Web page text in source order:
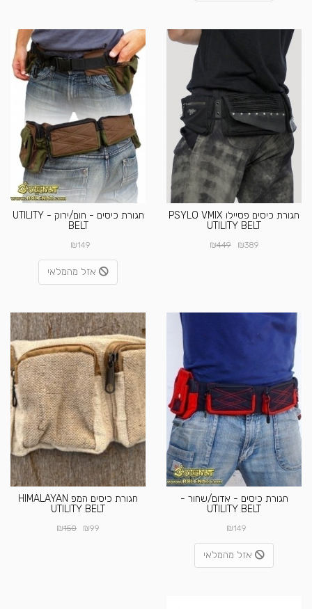
חגורת כיסים פסיילו PSYLO VMIX
UTILITY BELT
₪389
₪449
חגורת כיסים - חום/ירוק - UTILITY
BELT
₪149
אזל מהמלאי
חגורת כיסים - אדום/שחור -
UTILITY BELT
₪149
אזל מהמלאי
חגורת כיסים המפ HIMALAYAN
UTILITY BELT
₪99
₪150